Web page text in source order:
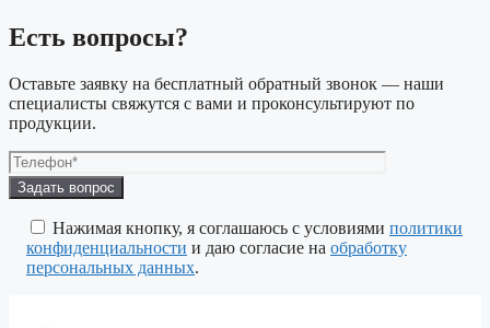
Есть вопросы?
Оставьте заявку на бесплатный обратный звонок — наши
специалисты свяжутся с вами и проконсультируют по
продукции.
Оставьте
это
поле
пустым.
Нажимая кнопку, я соглашаюсь с условиями политики
конфиденциальности и даю согласие на обработку
персональных данных.